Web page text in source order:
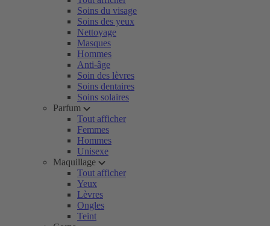
Soins du visage
Soins des yeux
Nettoyage
Masques
Hommes
Anti-âge
Soin des lèvres
Soins dentaires
Soins solaires
Parfum
Tout afficher
Femmes
Hommes
Unisexe
Maquillage
Tout afficher
Yeux
Lèvres
Ongles
Teint